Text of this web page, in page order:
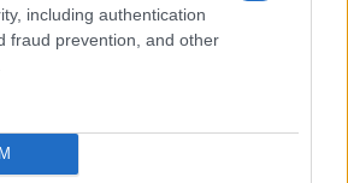
including authentication
fraud prevention, and other